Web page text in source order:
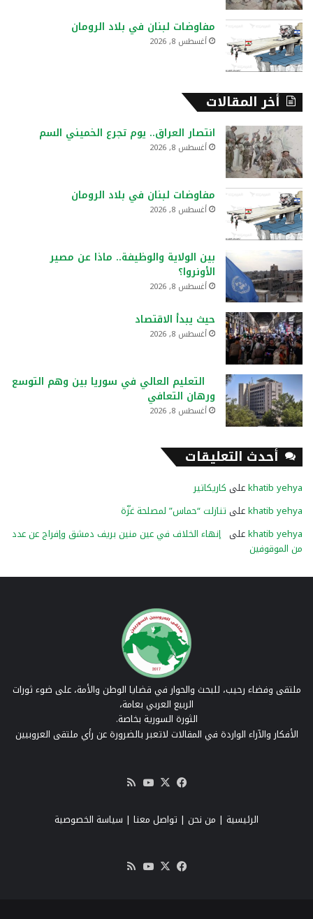
مفاوضات لبنان في بلاد الرومان
أغسطس 8, 2026
أخر المقالات
انتصار العراق.. يوم تجرع الخميني السم
أغسطس 8, 2026
مفاوضات لبنان في بلاد الرومان
أغسطس 8, 2026
بين الولاية والوظيفة.. ماذا عن مصير
الأونروا؟
أغسطس 8, 2026
حيث يبدأ الاقتصاد
أغسطس 8, 2026
التعليم العالي في سوريا بين وهم التوسع
ورهان التعافي
أغسطس 8, 2026
أحدث التعليقات
khatib yehyaعلى كاريكاتير
khatib yehyaعلى تنازلت “حماس” لمصلحة غزّة
khatib yehyaعلى إنهاء الخلاف في عين منين بريف دمشق وإفراج عن عدد
من الموقوفين
ملتقى وفضاء رحيب، للبحث والحوار في قضايا الوطن والأمة، على ضوء ثورات
الربيع العربي بعامة،
الثورة السورية بخاصة.
الأفكار والآراء الواردة في المقالات لاتعبر بالضرورة عن رأي ملتقى العروبيين
فيسبوك
‫X
‫YouTube
RSS
الرئيسية | من نحن | تواصل معنا | سياسة الخصوصية
فيسبوك
‫X
‫YouTube